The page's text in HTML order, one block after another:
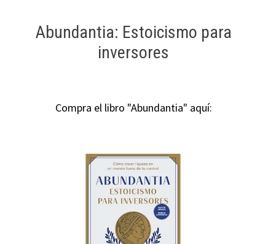
Abundantia: Estoicismo para
inversores
Compra el libro "Abundantia" aquí: